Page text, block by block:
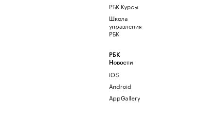
РБК Курсы
Школа
управления
РБК
РБК
Новости
iOS
Android
AppGallery